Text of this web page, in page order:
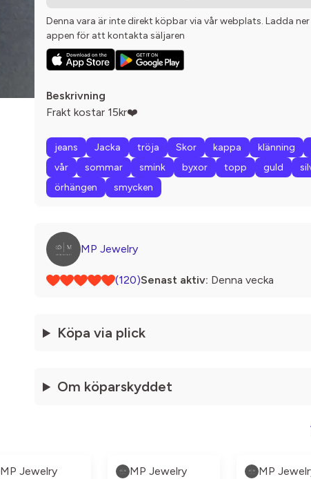
Denna vara är inte direkt köpbar via vår webplats. Ladda ner
appen för att kontakta säljaren
Beskrivning
Frakt kostar 15kr❤️
jeans Jacka tröja Skor kappa klänning
vår
sommar smink byxor topp guld
örhängen
smycken
MP Jewelry
(120)Senast aktiv: Denna vecka
Köpa via plick
Om köparskyddet
MP Jewelry MP Jewelry MP